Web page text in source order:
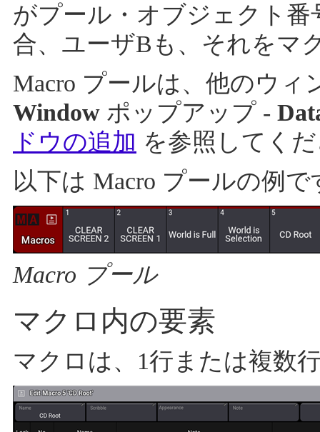
がプール・オブジェクト
合、ユーザBも、それをマ
Macro プールは、他のウ
Window ポップアップ -
ドウの追加 を参照してく
以下は Macro プールの例で
Macro プール
マクロ内の要素
マクロは、1行または複数